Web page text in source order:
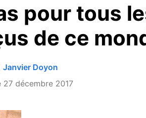
pour tous
de ce
Janvier Doyon
27 décembre 2017